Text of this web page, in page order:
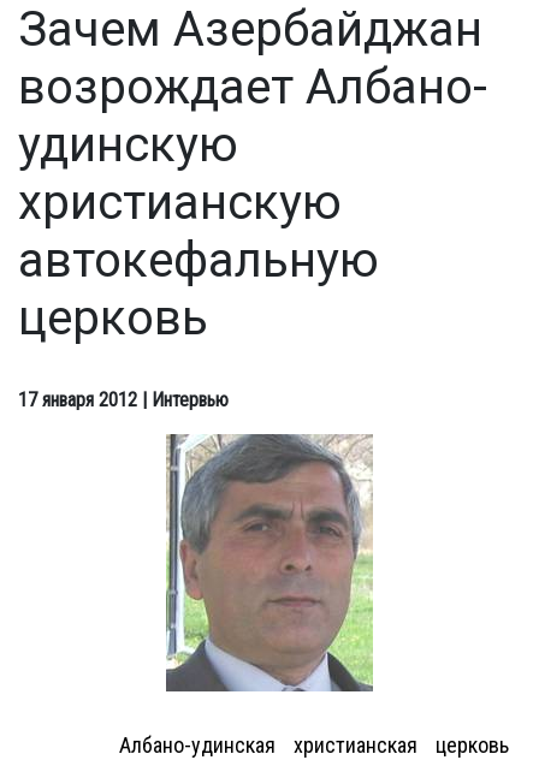
Зачем Азербайджан
возрождает Албано-
удинскую
христианскую
автокефальную
церковь
17 января 2012 | Интервью
Албано-удинская христианская церковь